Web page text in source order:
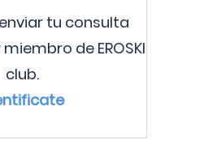
tu consulta
de EROSKI
club.